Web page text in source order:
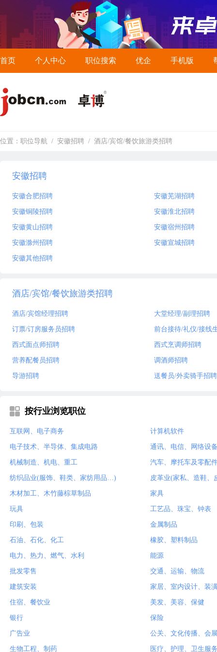
首页 个人中心 职位搜索 优企 手机版
位置： 职位导航 / 安徽招聘 / 酒店/宾馆/餐饮旅游类招聘
安徽招聘
安徽合肥招聘 安徽芜湖招聘
安徽铜陵招聘 安徽淮北招聘
安徽黄山招聘 安徽宿州招聘
安徽滁州招聘 安徽宣城招聘
安徽其他招聘
酒店/宾馆/餐饮旅游类招聘
酒店/宾馆经理招聘 大堂经理/副理招聘
订票/订房服务员招聘 前台接待/礼仪/接线
西式面点师招聘 西式烹调师招聘
营养配餐员招聘 调酒师招聘
导游招聘 送餐员/外卖骑手招聘
按行业浏览职位
互联网、电子商务 计算机软件
电子技术、半导体、集成电路 通讯、电信、网络设
机械制造、机电、重工 汽车、摩托车及零配
纺织品业(服饰、鞋类、家纺用品…) 皮革业(家私、造鞋
木材加工、木竹藤棕草制品 家具
玩具 工艺品、珠宝、钟表
印刷、包装 金属制品
石油、石化、化工 橡胶、塑料制品
电力、热力、燃气、水利 能源
批发零售 交通、运输、物流
建筑安装 家居、室内设计、装
住宿、餐饮业 美发、美容、保健
银行 保险
广告业 公关、文化传播、会
生物工程、制药 医疗、护理、卫生服